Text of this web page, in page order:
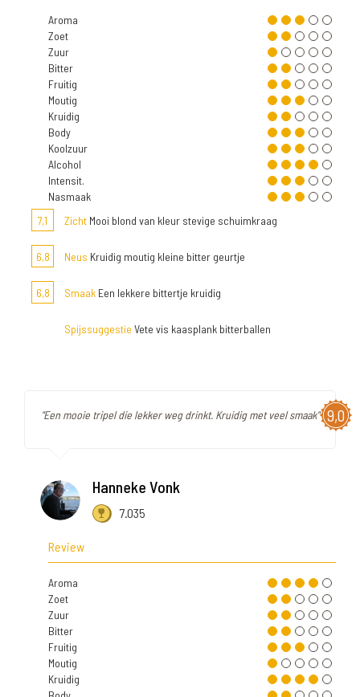
Aroma
Zoet
Zuur
Bitter
Fruitig
Moutig
Kruidig
Body
Koolzuur
Alcohol
Intensit.
Nasmaak
7,1
Zicht Mooi blond van kleur stevige schuimkraag
6,8 Neus Kruidig moutig kleine bitter geurtje
6,8 Smaak Een lekkere bittertje kruidig
Spijssuggestie Vete vis kaasplank bitterballen
9,0
"Een mooie tripel die lekker weg drinkt. Kruidig met veel smaak"
Hanneke Vonk
7.035
Review
Aroma
Zoet
Zuur
Bitter
Fruitig
Moutig
Kruidig